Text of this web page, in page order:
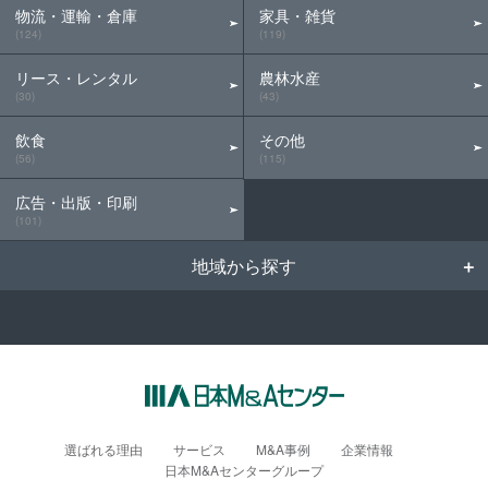
物流・運輸・倉庫
(124)
リース・レンタル
(30)
飲食
(56)
広告・出版・印刷
(101)
家具・雑貨
(119)
農林水産
(43)
その他
(115)
地域から探す
選ばれる理由 サービス M&A事例
企業情報
日本M&Aセンターグループ